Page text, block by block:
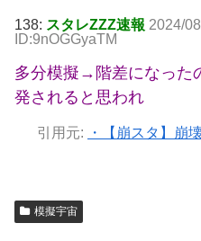
138: スタレZZZ速報 2024/
ID:9nOGGyaTM
多分模擬→階差になった
発されると思われ
引用元:
・【崩スタ】崩
模擬宇宙